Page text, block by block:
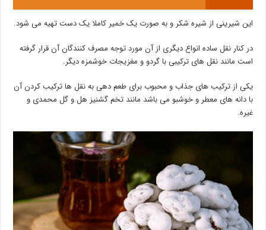
این شیرینی از شیره شکر و به صورت یک خمیر کاملا یک دست تهیه می شود.
در کنار نقل ساده انواع دیگری از آن مورد توجه مصرف کنندگان آن قرار گرفته
است مانند نقل های ترکیبی با گردو و مغزیجات خوشمزه دیگر.
یکی از ترکیب های جذاب و محبوب برای طعم دهی به نقل ها ترکیب کردن آن
با دانه های معطر و خوشبو می باشد مانند تخم گشنیز هل و گل محمدی و
غیره.